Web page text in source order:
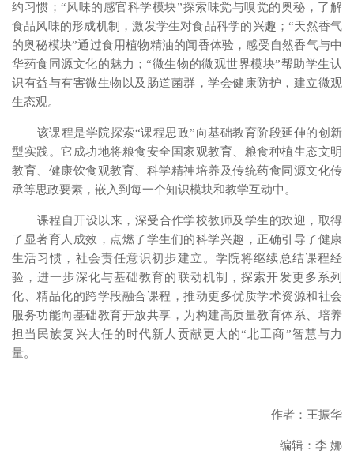
约习惯；“风味的感官科学模块”探索味觉与嗅觉的奥秘，了解
食品风味的形成机制，激发学生对食品科学的兴趣；“天然香气
的奥秘模块”通过食用植物精油的闻香体验，感受自然香气与中
华药食同源文化的魅力；“微生物的微观世界模块”帮助学生认
识有益与有害微生物以及肠道菌群，学会健康防护，建立微观
生态观。
该课程是学院探索“课程思政”向基础教育阶段延伸的创新
型实践。它成功地将粮食安全国家观教育、粮食种植生态文明
教育、健康饮食观教育、科学精神培养及传统药食同源文化传
承等思政要素，嵌入到每一个知识模块和教学互动中。
课程自开设以来，深受合作学校教师及学生的欢迎，取得
了显著育人成效，点燃了学生们的科学兴趣，正确引导了健康
生活习惯，社会责任意识初步建立。学院将继续总结课程经
验，进一步深化与基础教育的联动机制，探索开发更多系列
化、精品化的跨学段融合课程，推动更多优质学术资源和社会
服务功能向基础教育开放共享，为构建高质量教育体系、培养
担当民族复兴大任的时代新人贡献更大的“北工商”智慧与力
量。
作者：王振华
编辑：李 娜